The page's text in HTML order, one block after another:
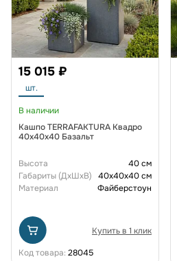
15 015 ₽
шт.
В наличии
Кашпо TERRAFAKTURA Квадро
40x40x40 Базальт
Высота
40 см
Габариты (ДxШxВ)
40x40x40 см
Материал
Файберстоун
Купить в 1 клик
Код товара: 28045